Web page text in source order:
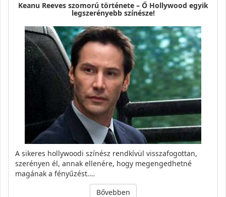
Keanu Reeves szomorú története – Ő Hollywood egyik
legszerényebb színésze!
A sikeres hollywoodi színész rendkívül visszafogottan,
szerényen él, annak ellenére, hogy megengedhetné
magának a fényűzést.…
Bővebben